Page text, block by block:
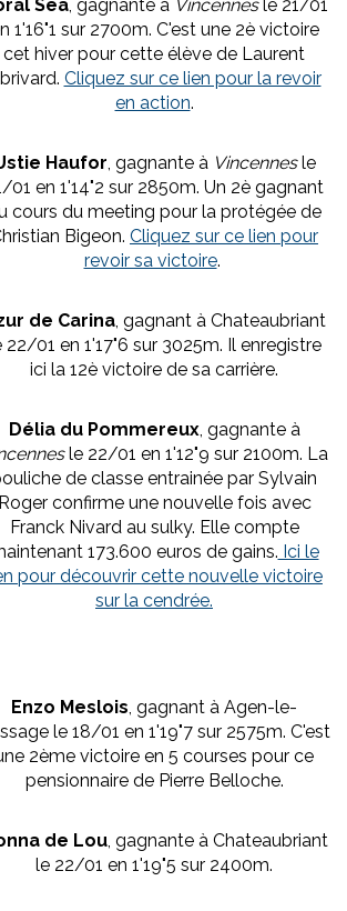
Sea, gagnante à Vincennesle 21/01
1'16"1 sur 2700m. C'est une 2è victoire
cet hiver pour cette élève de Laurent
Cliquez sur ce lien pour la revoir
en action.
Haufor , gagnante à Vincennesle
01 en 1'14"2 sur 2850m. Un 2è gagnant
cours du meeting pour la protégée de
Bigeon. Cliquez sur ce lien pour
revoir sa victoire.
de Carina, gagnant à Chateaubriant
22/01 en 1'17"6 sur 3025m. Il enregistre
ici la 12è victoire de sa carrière.
Délia du Pommereux, gagnante à
le 22/01 en 1'12"9 sur 2100m. La
de classe entrainée par Sylvain
Roger confirme une nouvelle fois avec
Franck Nivard au sulky. Elle compte
173.600 euros de gains. Ici le
pour découvrir cette nouvelle victoire
sur la cendrée.
Enzo Meslois , gagnant à Agen-le-
le 18/01 en 1'19"7 sur 2575m. C'est
2ème victoire en 5 courses pour ce
pensionnaire de Pierre Belloche.
de Lou, gagnante à Chateaubriant
le 22/01 en 1'19"5 sur 2400m.